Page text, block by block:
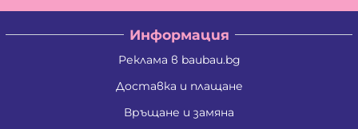
Информация
Реклама в baubau.bg
Доставка и плащане
Връщане и замяна